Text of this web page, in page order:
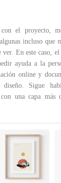
con el proyecto,
incluso que
En este caso,
ayuda a la
online y
Sigue
una capa más